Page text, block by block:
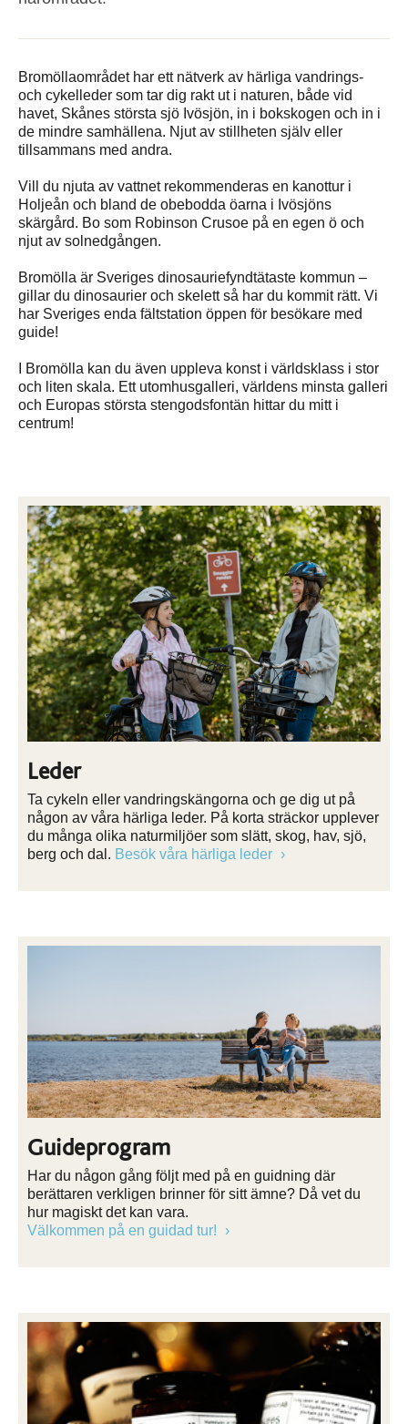
Bromöllaområdet har ett nätverk av härliga vandrings-
och cykelleder som tar dig rakt ut i naturen, både vid
havet, Skånes största sjö Ivösjön, in i bokskogen och in i
de mindre samhällena. Njut av stillheten själv eller
tillsammans med andra.
Vill du njuta av vattnet rekommenderas en kanottur i
Holjeån och bland de obebodda öarna i Ivösjöns
skärgård. Bo som Robinson Crusoe på en egen ö och
njut av solnedgången.
Bromölla är Sveriges dinosauriefyndtätaste kommun –
gillar du dinosaurier och skelett så har du kommit rätt. Vi
har Sveriges enda fältstation öppen för besökare med
guide!
I Bromölla kan du även uppleva konst i världsklass i stor
och liten skala. Ett utomhusgalleri, världens minsta galleri
och Europas största stengodsfontän hittar du mitt i
centrum!
Leder
Ta cykeln eller vandringskängorna och ge dig ut på
någon av våra härliga leder. På korta sträckor upplever
du många olika naturmiljöer som slätt, skog, hav, sjö,
berg och dal. Besök våra härliga leder
Guideprogram
Har du någon gång följt med på en guidning där
berättaren verkligen brinner för sitt ämne? Då vet du
hur magiskt det kan vara.
Välkommen på en guidad tur!